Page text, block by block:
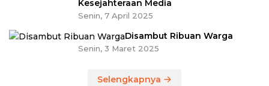
Kesejahteraan Media
Senin, 7 April 2025
Disambut Ribuan Warga
Senin, 3 Maret 2025
Selengkapnya